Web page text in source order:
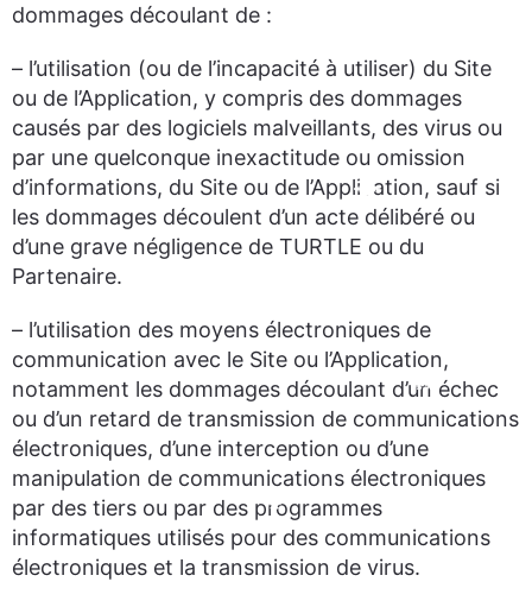
dommages découlant de :
– l’utilisation (ou de l’incapacité à utiliser) du Site
ou de l’Application, y compris des dommages
causés par des logiciels malveillants, des virus ou
par une quelconque inexactitude ou omission
d’informations, du Site ou de l’Application, sauf si
les dommages découlent d’un acte délibéré ou
d’une grave négligence de TURTLE ou du
Partenaire.
– l’utilisation des moyens électroniques de
communication avec le Site ou l’Application,
notamment les dommages découlant d’un échec
ou d’un retard de transmission de communications
électroniques, d’une interception ou d’une
manipulation de communications électroniques
par des tiers ou par des programmes
informatiques utilisés pour des communications
électroniques et la transmission de virus.